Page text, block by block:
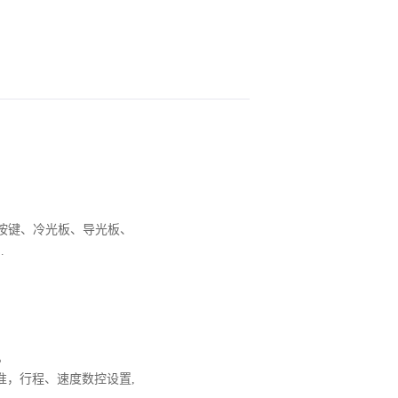
、冷光板、导光板、
，行程、速度数控设置,